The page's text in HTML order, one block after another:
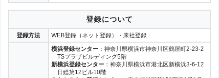
登録について
登録方法 WEB登録（ネット登録）・来社登録
横浜登録センター ：神奈川県横浜市神奈川区鶴屋町2-23-2
TSプラザビルディング5階
新横浜登録センター ：神奈川県横浜市港北区新横浜3-6-12
日総第12ビル10階